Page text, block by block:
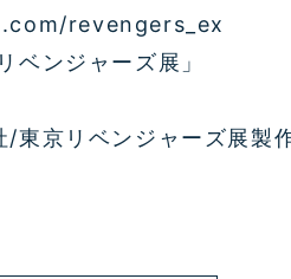
revengers_ex
ベンジャーズ展」
東京リベンジャーズ展製